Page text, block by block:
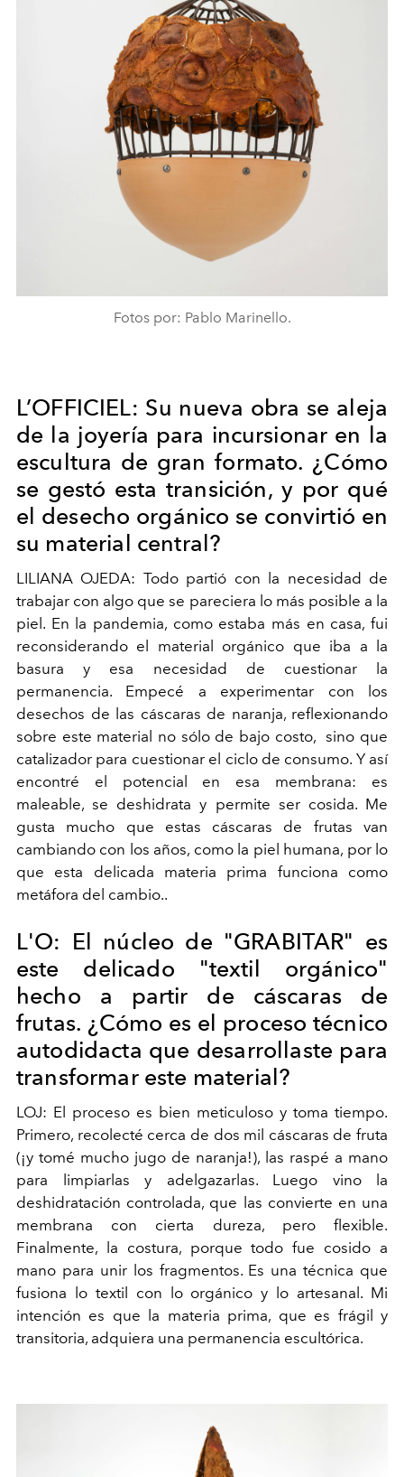
Fotos por: Pablo Marinello.
L’OFFICIEL: Su nueva obra se aleja
de la joyería para incursionar en la
escultura de gran formato. ¿Cómo
se gestó esta transición, y por qué
el desecho orgánico se convirtió en
su material central?
LILIANA OJEDA: Todo partió con la necesidad de
trabajar con algo que se pareciera lo más posible a la
piel. En la pandemia, como estaba más en casa, fui
reconsiderando el material orgánico que iba a la
basura y esa necesidad de cuestionar la
permanencia. Empecé a experimentar con los
desechos de las cáscaras de naranja, reflexionando
sobre este material no sólo de bajo costo, sino que
catalizador para cuestionar el ciclo de consumo. Y así
encontré el potencial en esa membrana: es
maleable, se deshidrata y permite ser cosida. Me
gusta mucho que estas cáscaras de frutas van
cambiando con los años, como la piel humana, por lo
que esta delicada materia prima funciona como
metáfora del cambio..
L'O: El núcleo de "GRABITAR" es
este delicado "textil orgánico"
hecho a partir de cáscaras de
frutas. ¿Cómo es el proceso técnico
autodidacta que desarrollaste para
transformar este material?
LOJ: El proceso es bien meticuloso y toma tiempo.
Primero, recolecté cerca de dos mil cáscaras de fruta
(¡y tomé mucho jugo de naranja!), las raspé a mano
para limpiarlas y adelgazarlas. Luego vino la
deshidratación controlada, que las convierte en una
membrana con cierta dureza, pero flexible.
Finalmente, la costura, porque todo fue cosido a
mano para unir los fragmentos. Es una técnica que
fusiona lo textil con lo orgánico y lo artesanal. Mi
intención es que la materia prima, que es frágil y
transitoria, adquiera una permanencia escultórica.